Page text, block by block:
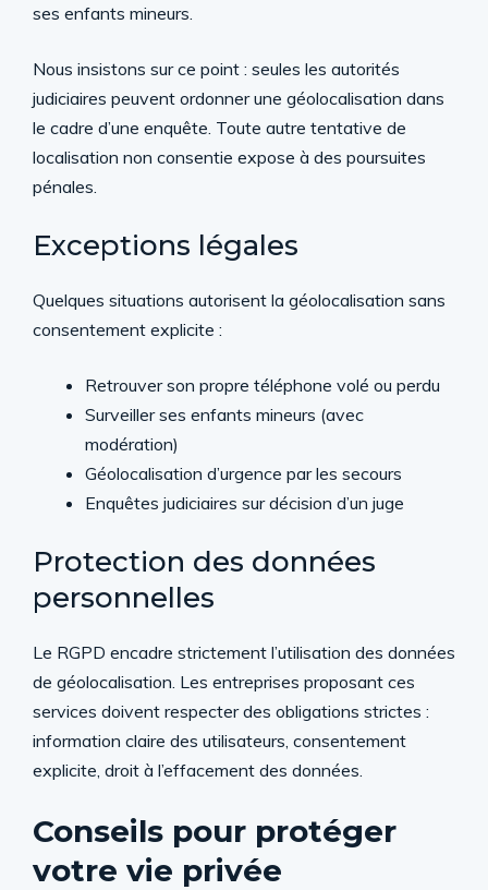
ses enfants mineurs.
Nous insistons sur ce point : seules les autorités
judiciaires peuvent ordonner une géolocalisation dans
le cadre d’une enquête. Toute autre tentative de
localisation non consentie expose à des poursuites
pénales.
Exceptions légales
Quelques situations autorisent la géolocalisation sans
consentement explicite :
Retrouver son propre téléphone volé ou perdu
Surveiller ses enfants mineurs (avec
modération)
Géolocalisation d’urgence par les secours
Enquêtes judiciaires sur décision d’un juge
Protection des données
personnelles
Le RGPD encadre strictement l’utilisation des données
de géolocalisation. Les entreprises proposant ces
services doivent respecter des obligations strictes :
information claire des utilisateurs, consentement
explicite, droit à l’effacement des données.
Conseils pour protéger
votre vie privée